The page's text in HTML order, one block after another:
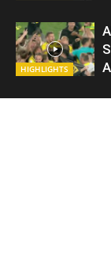
HIGHLIGHTS